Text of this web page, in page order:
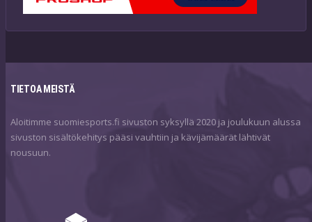
TIETOA MEISTÄ
Aloitimme suomiesports.fi sivuston syksyllä 2020 ja joulukuun alussa
sivuston sisältökehitys pääsi vauhtiin ja kävijämäärät lähtivät
nousuun.